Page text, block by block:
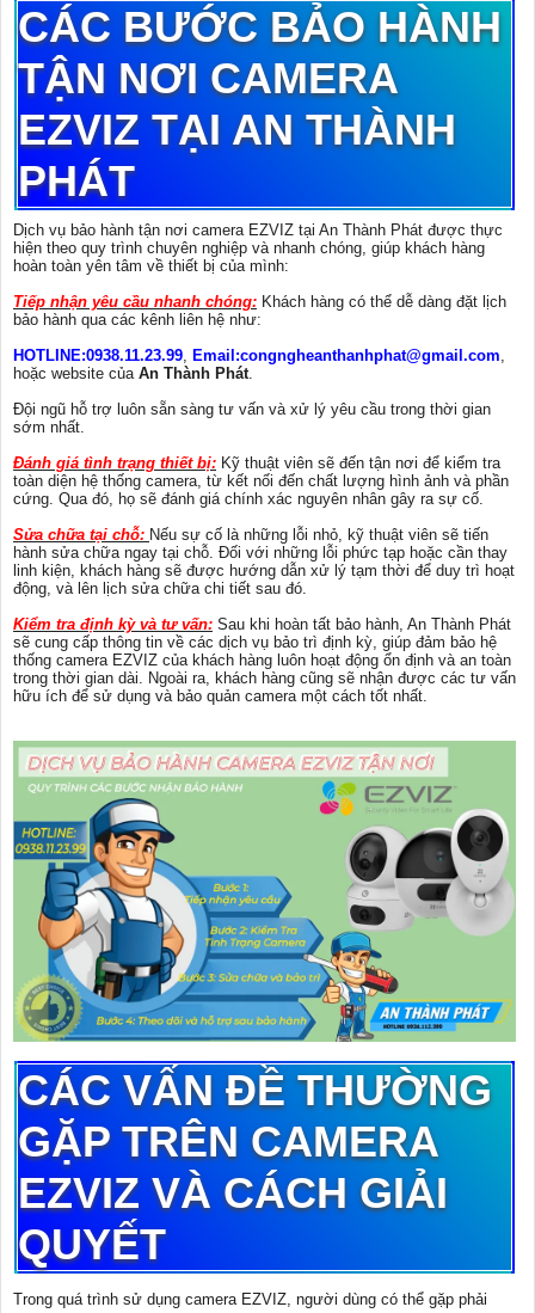
CÁC BƯỚC BẢO HÀNH
TẬN NƠI CAMERA
EZVIZ TẠI AN THÀNH
PHÁT
Dịch vụ bảo hành tận nơi camera EZVIZ tại An Thành Phát được thực
hiện theo quy trình chuyên nghiệp và nhanh chóng, giúp khách hàng
hoàn toàn yên tâm về thiết bị của mình:
Tiếp nhận yêu cầu nhanh chóng: Khách hàng có thể dễ dàng đặt lịch
bảo hành qua các kênh liên hệ như:
HOTLINE:0938.11.23.99 Email:congngheanthanhphat@gmail.com
hoặc website của An Thành Phát
Đội ngũ hỗ trợ luôn sẵn sàng tư vấn và xử lý yêu cầu trong thời gian
sớm nhất.
Đánh giá tình trạng thiết bị: Kỹ thuật viên sẽ đến tận nơi để kiểm tra
toàn diện hệ thống camera, từ kết nối đến chất lượng hình ảnh và phần
cứng. Qua đó, họ sẽ đánh giá chính xác nguyên nhân gây ra sự cố.
Sửa chữa tại chỗ: Nếu sự cố là những lỗi nhỏ, kỹ thuật viên sẽ tiến
hành sửa chữa ngay tại chỗ. Đối với những lỗi phức tạp hoặc cần thay
linh kiện, khách hàng sẽ được hướng dẫn xử lý tạm thời để duy trì hoạt
động, và lên lịch sửa chữa chi tiết sau đó.
Kiểm tra định kỳ và tư vấn: Sau khi hoàn tất bảo hành, An Thành Phát
sẽ cung cấp thông tin về các dịch vụ bảo trì định kỳ, giúp đảm bảo hệ
thống camera EZVIZ của khách hàng luôn hoạt động ổn định và an toàn
trong thời gian dài. Ngoài ra, khách hàng cũng sẽ nhận được các tư vấn
hữu ích để sử dụng và bảo quản camera một cách tốt nhất.
CÁC VẤN ĐỀ THƯỜNG
GẶP TRÊN CAMERA
EZVIZ VÀ CÁCH GIẢI
QUYẾT
Trong quá trình sử dụng camera EZVIZ, người dùng có thể gặp phải